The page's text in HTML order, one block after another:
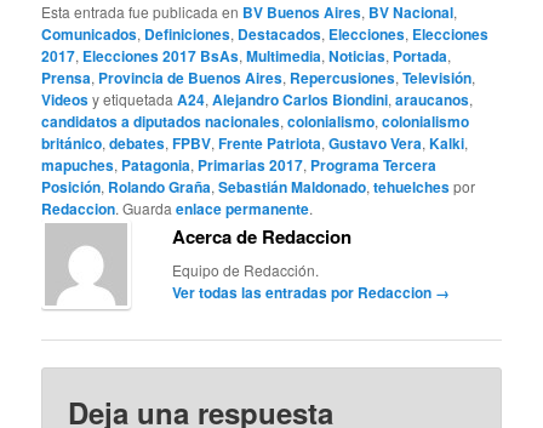
Esta entrada fue publicada en BV Buenos Aires, BV Nacional,
Comunicados, Definiciones, Destacados, Elecciones, Elecciones
2017, Elecciones 2017 BsAs,Multimedia,Noticias, Portada,
Prensa, Provincia de Buenos Aires, Repercusiones,Televisión,
Videosy etiquetadaA24,Alejandro Carlos Biondini,araucanos,
candidatos a diputados nacionales,colonialismo,colonialismo
británico,debates,FPBV,Frente Patriota,Gustavo Vera,Kalki,
mapuches, Patagonia, Primarias 2017, Programa Tercera
Posición, Rolando Graña,Sebastián Maldonado,tehuelchespor
Redaccion. Guardaenlace permanente.
Acerca de Redaccion
Equipo de Redacción.
Ver todas las entradas por Redaccion →
Deja una respuesta